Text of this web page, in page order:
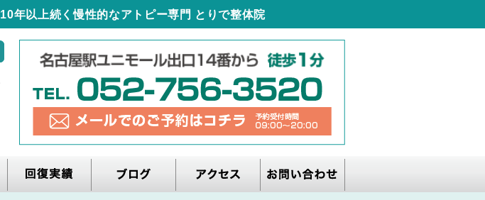
10年以上続く慢性的なアトピー専門 とりで整体院